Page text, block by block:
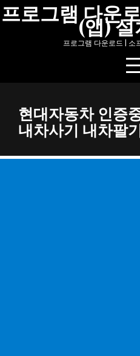
Skip
to
프로그램 다운
(앱)
프로그램 다운로드 | 소
현대자동차 인증
내차사기 내차팔